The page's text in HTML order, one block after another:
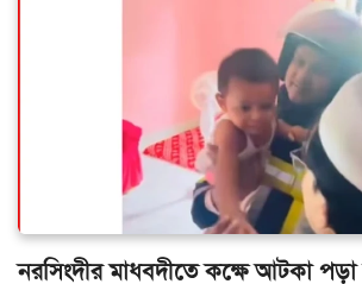
নরসিংদীর মাধবদীতে কক্ষে আটকা